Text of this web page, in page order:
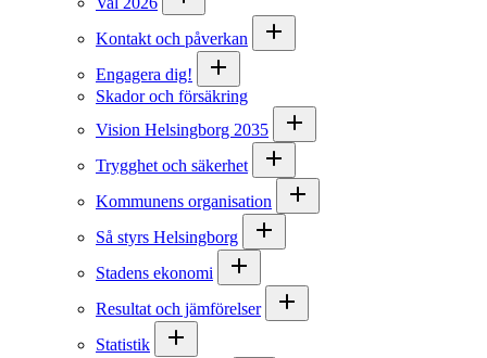
Kontakt och påverkan
Engagera dig!
Skador och försäkring
Vision Helsingborg 2035
Trygghet och säkerhet
Kommunens organisation
Så styrs Helsingborg
Stadens ekonomi
Resultat och jämförelser
Statistik